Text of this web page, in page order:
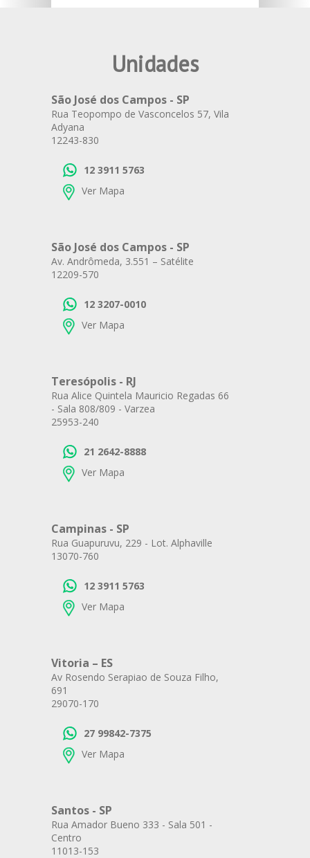
Unidades
São José dos Campos - SP
Rua Teopompo de Vasconcelos 57, Vila
Adyana
12243-830
12 3911 5763
Ver Mapa
São José dos Campos - SP
Av. Andrômeda, 3.551 – Satélite
12209-570
12 3207-0010
Ver Mapa
Teresópolis - RJ
Rua Alice Quintela Mauricio Regadas 66
- Sala 808/809 - Varzea
25953-240
21 2642-8888
Ver Mapa
Campinas - SP
Rua Guapuruvu, 229 - Lot. Alphaville
13070-760
12 3911 5763
Ver Mapa
Vitoria – ES
Av Rosendo Serapiao de Souza Filho,
691
29070-170
27 99842-7375
Ver Mapa
Santos - SP
Rua Amador Bueno 333 - Sala 501 -
Centro
11013-153